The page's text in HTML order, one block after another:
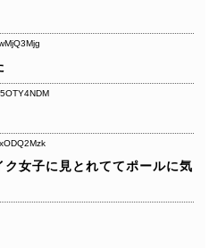
女子に見とれててポールに気